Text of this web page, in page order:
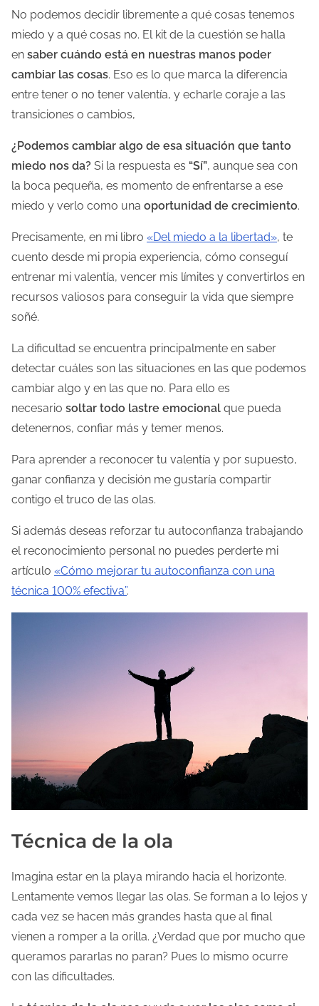
a
e
t
r
a
d
No podemos decidir libremente a qué cosas tenemos
miedo y a qué cosas no. El kit de la cuestión se halla
en saber cuándo está en nuestras manos poder
cambiar las cosas. Eso es lo que marca la diferencia
entre tener o no tener valentía, y echarle coraje a las
transiciones o cambios,
¿Podemos cambiar algo de esa situación que tanto
miedo nos da? Si la respuesta es “Sí”, aunque sea con
la boca pequeña, es momento de enfrentarse a ese
miedo y verlo como una oportunidad de crecimiento.
Precisamente, en mi libro «Del miedo a la libertad», te
cuento desde mi propia experiencia, cómo conseguí
entrenar mi valentía, vencer mis límites y convertirlos en
recursos valiosos para conseguir la vida que siempre
soñé.
La dificultad se encuentra principalmente en saber
detectar cuáles son las situaciones en las que podemos
cambiar algo y en las que no. Para ello es
necesario soltar todo lastre emocional que pueda
detenernos, confiar más y temer menos.
Para aprender a reconocer tu valentía y por supuesto,
ganar confianza y decisión me gustaría compartir
contigo el truco de las olas.
Si además deseas reforzar tu autoconfianza trabajando
el reconocimiento personal no puedes perderte mi
artículo «Cómo mejorar tu autoconfianza con una
técnica 100% efectiva”.
Técnica de la ola
Imagina estar en la playa mirando hacia el horizonte.
Lentamente vemos llegar las olas. Se forman a lo lejos y
cada vez se hacen más grandes hasta que al final
vienen a romper a la orilla. ¿Verdad que por mucho que
queramos pararlas no paran? Pues lo mismo ocurre
con las dificultades.